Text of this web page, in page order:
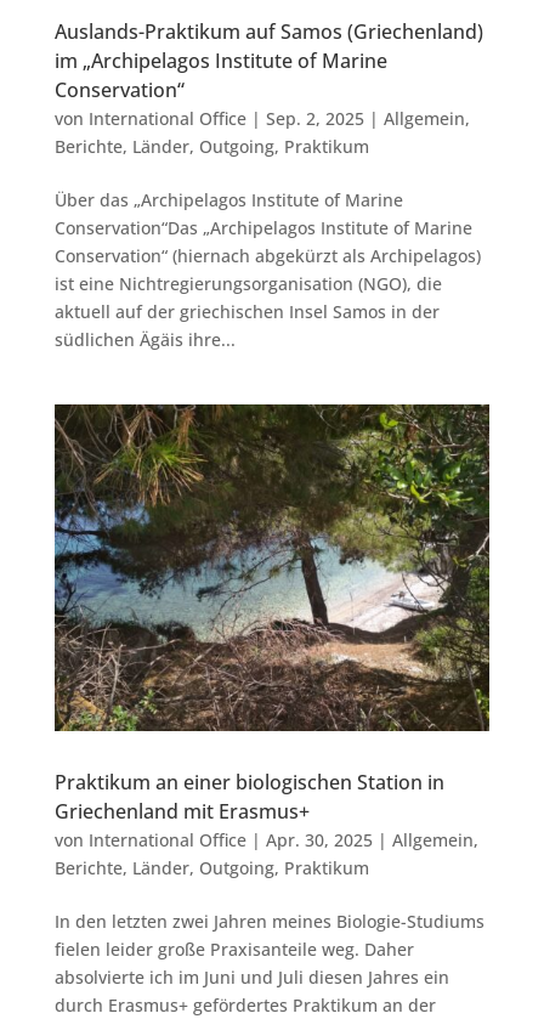
Auslands-Praktikum auf Samos (Griechenland)
im „Archipelagos Institute of Marine
Conservation“
von International Office| Sep. 2, 2025| Allgemein,
Berichte, Länder, Outgoing, Praktikum
Über das „Archipelagos Institute of Marine
Conservation“Das „Archipelagos Institute of Marine
Conservation“ (hiernach abgekürzt als Archipelagos)
ist eine Nichtregierungsorganisation (NGO), die
aktuell auf der griechischen Insel Samos in der
südlichen Ägäis ihre...
Praktikum an einer biologischen Station in
Griechenland mit Erasmus+
von International Office| Apr. 30, 2025| Allgemein,
Berichte, Länder, Outgoing, Praktikum
In den letzten zwei Jahren meines Biologie-Studiums
fielen leider große Praxisanteile weg. Daher
absolvierte ich im Juni und Juli diesen Jahres ein
durch Erasmus+ gefördertes Praktikum an der